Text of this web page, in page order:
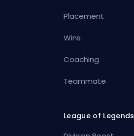
Placement
Wins
Coaching
Teammate
League of Legends